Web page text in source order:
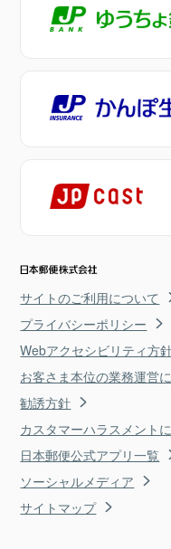
サイトのご利用について
プライバシーポリシー
Webアクセシビリティ方
お客さま本位の業務運営
勧誘方針
カスタマーハラスメント
日本郵便公式アプリ一覧
ソーシャルメディア
サイトマップ